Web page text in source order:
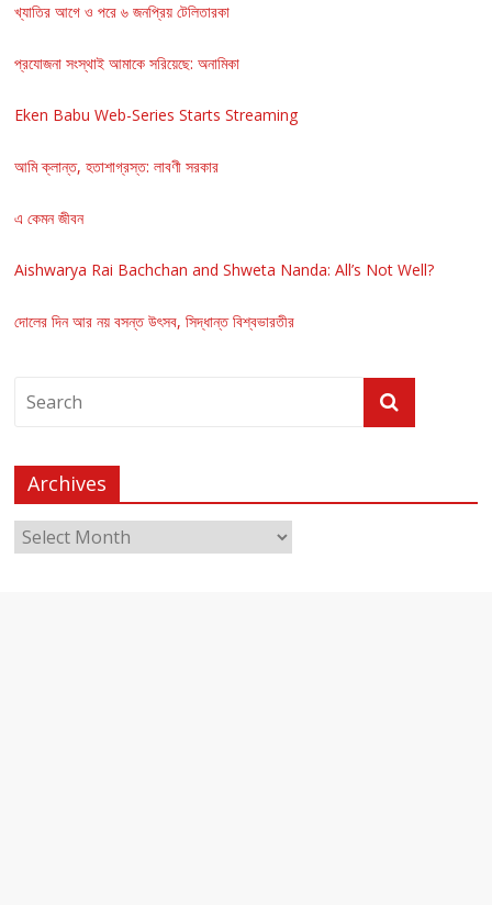
খ্যাতির আগে ও পরে ৬ জনপ্রিয় টেলিতারকা
প্রযোজনা সংস্থাই আমাকে সরিয়েছে: অনামিকা
Eken Babu Web-Series Starts Streaming
আমি ক্লান্ত, হতাশাগ্রস্ত: লাবণী সরকার
এ কেমন জীবন
Aishwarya Rai Bachchan and Shweta Nanda: All’s Not Well?
দোলের দিন আর নয় বসন্ত উৎসব, সিদ্ধান্ত বিশ্বভারতীর
Archives